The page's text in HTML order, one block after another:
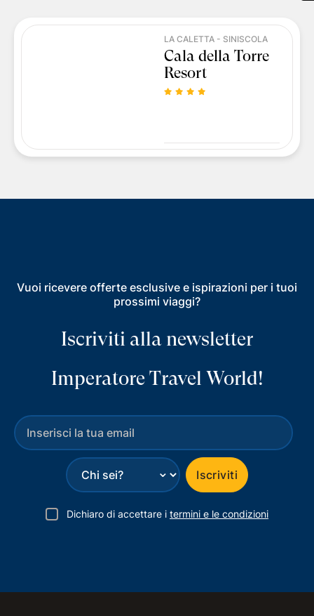
LA CALETTA - SINISCOLA
Cala della Torre
Resort
Vuoi ricevere offerte esclusive e ispirazioni per i tuoi
prossimi viaggi?
Iscriviti alla newsletter
Imperatore Travel World!
⌄ Iscriviti
Dichiaro di accettare i termini e le condizioni